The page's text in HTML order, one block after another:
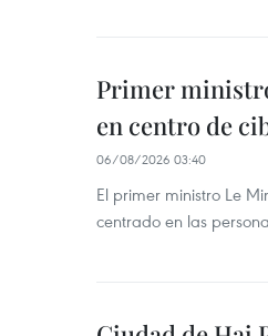
Primer
en centro de
06/08/2026 03:40
El primer ministro Le
centrado en las